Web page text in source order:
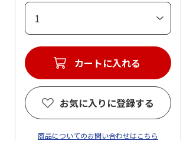
カートに入れる
お気に入りに登録する
商品についてのお問い合わせはこちら